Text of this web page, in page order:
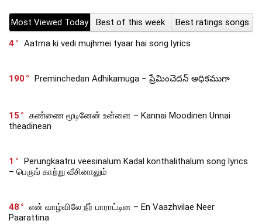
Most Viewed Today Best of this week
Best ratings songs
4
Aatma ki vedi mujhmei tyaar hai song lyrics
190 Preminchedan Adhikamuga – ప్రేమించెదన్ అధికముగా
15
கண்ணை மூடினேன் உன்னை – Kannai Moodinen Unnai
theadinean
1
Perungkaatru veesinalum Kadal konthalithalum song lyrics
– பெருங் காற்று வீசினாலும்
48
என் வாழ்விலே நீர் பாராட்டின – En Vaazhvilae Neer
Paarattina